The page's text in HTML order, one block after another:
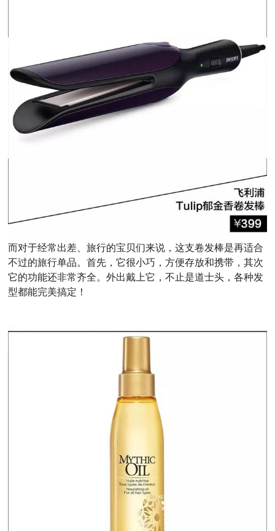
而对于经常出差、旅行的宝贝们来说，这支卷发棒是再适合
不过的旅行单品。首先，它很小巧，方便存放和携带，其次
它的功能还非常齐全。外出戴上它，不止是道士头，各种发
型都能完美搞定！